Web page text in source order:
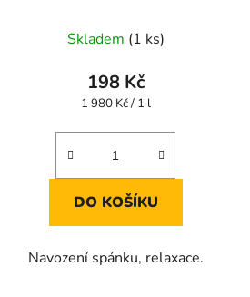
Skladem (1 ks)
198 Kč
Měrná
1 980 Kč / 1 l
DO KOŠÍKU
Navození spánku, relaxace.